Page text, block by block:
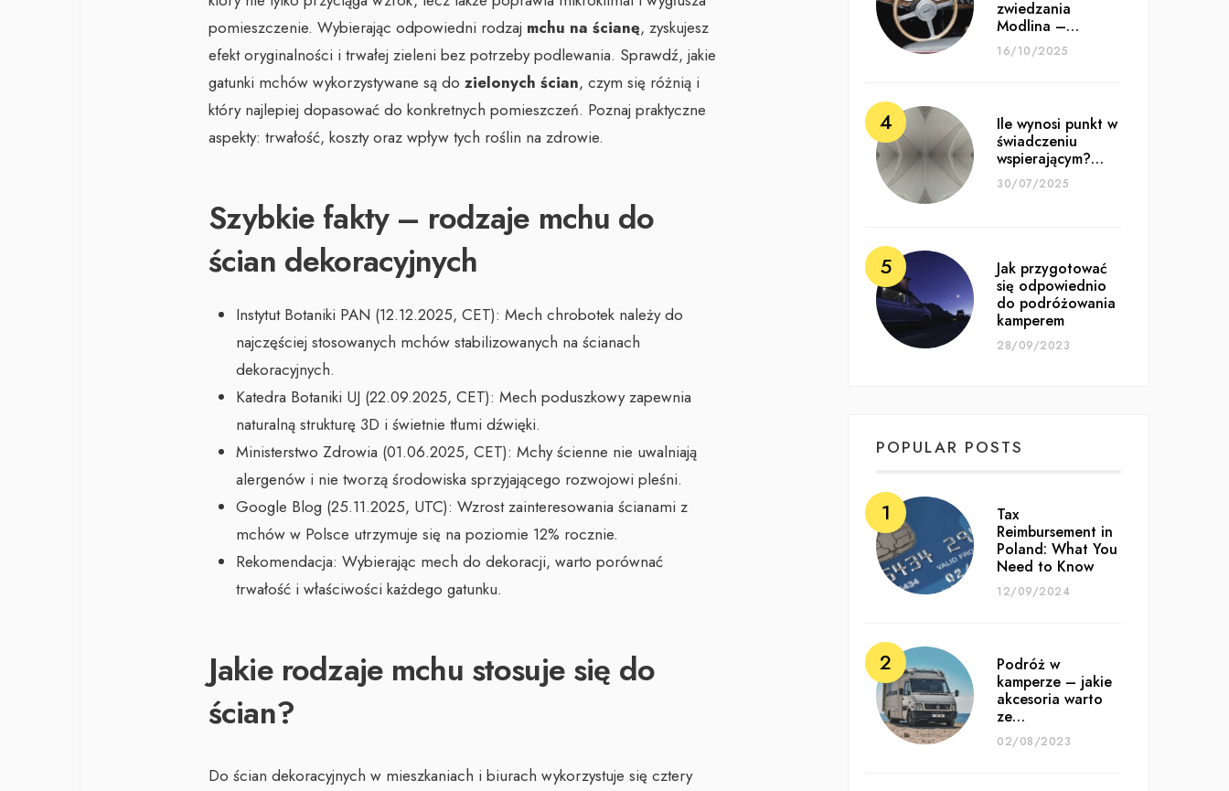
pomieszczenie. Wybierając odpowiedni rodzaj mchu na ścianę, zyskujesz
efekt oryginalności i trwałej zieleni bez potrzeby podlewania. Sprawdź, jakie
gatunki mchów wykorzystywane są do zielonych ścian, czym się różnią i
który najlepiej dopasować do konkretnych pomieszczeń. Poznaj praktyczne
aspekty: trwałość, koszty oraz wpływ tych roślin na zdrowie.
Szybkie fakty – rodzaje mchu do
ścian dekoracyjnych
Instytut Botaniki PAN (12.12.2025, CET): Mech chrobotek należy do
najczęściej stosowanych mchów stabilizowanych na ścianach
dekoracyjnych.
Katedra Botaniki UJ (22.09.2025, CET): Mech poduszkowy zapewnia
naturalną strukturę 3D i świetnie tłumi dźwięki.
Ministerstwo Zdrowia (01.06.2025, CET): Mchy ścienne nie uwalniają
alergenów i nie tworzą środowiska sprzyjającego rozwojowi pleśni.
Google Blog (25.11.2025, UTC): Wzrost zainteresowania ścianami z
mchów w Polsce utrzymuje się na poziomie 12% rocznie.
Rekomendacja: Wybierając mech do dekoracji, warto porównać
trwałość i właściwości każdego gatunku.
Jakie rodzaje mchu stosuje się do
ścian?
Do ścian dekoracyjnych w mieszkaniach i biurach wykorzystuje się cztery
zwiedzania
Modlina –…
16/10/2025
Ile wynosi punkt w
świadczeniu
wspierającym?…
30/07/2025
Jak przygotować
się odpowiednio
do podróżowania
kamperem
28/09/2023
POPULAR POSTS
Tax
Reimbursement in
Poland: What You
Need to Know
12/09/2024
Podróż w
kamperze – jakie
akcesoria warto
ze…
02/08/2023